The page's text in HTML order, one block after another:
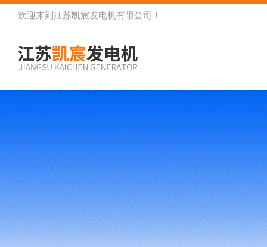
欢迎来到 江苏凯宸发电机有限公司 ！